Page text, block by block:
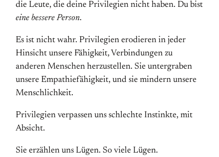
die Leute, die deine Privilegien nicht haben. Du bist
eine bessere Person.
Es ist nicht wahr. Privilegien erodieren in jeder
Hinsicht unsere Fähigkeit, Verbindungen zu
anderen Menschen herzustellen. Sie untergraben
unsere Empathiefähigkeit, und sie mindern unsere
Menschlichkeit.
Privilegien verpassen uns schlechte Instinkte, mit
Absicht.
Sie erzählen uns Lügen. So viele Lügen.